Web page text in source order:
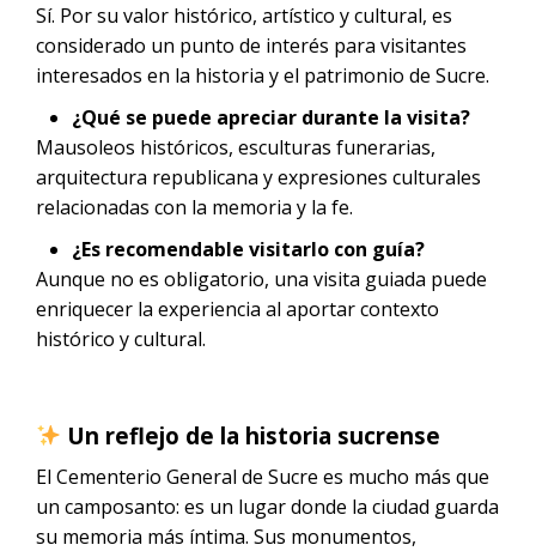
Sí. Por su valor histórico, artístico y cultural, es
considerado un punto de interés para visitantes
interesados en la historia y el patrimonio de Sucre.
¿Qué se puede apreciar durante la visita?
Mausoleos históricos, esculturas funerarias,
arquitectura republicana y expresiones culturales
relacionadas con la memoria y la fe.
¿Es recomendable visitarlo con guía?
Aunque no es obligatorio, una visita guiada puede
enriquecer la experiencia al aportar contexto
histórico y cultural.
Un reflejo de la historia sucrense
El Cementerio General de Sucre es mucho más que
un camposanto: es un lugar donde la ciudad guarda
su memoria más íntima. Sus monumentos,